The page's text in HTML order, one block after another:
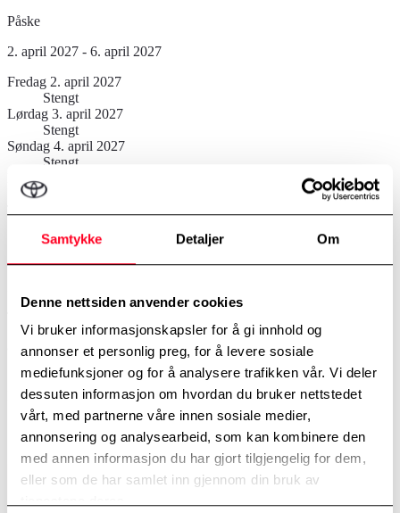
Samtykke Detaljer Om
Denne nettsiden anvender cookies
Vi bruker informasjonskapsler for å gi innhold og
annonser et personlig preg, for å levere sosiale
mediefunksjoner og for å analysere trafikken vår. Vi deler
dessuten informasjon om hvordan du bruker nettstedet
vårt, med partnerne våre innen sosiale medier,
annonsering og analysearbeid, som kan kombinere den
med annen informasjon du har gjort tilgjengelig for dem,
eller som de har samlet inn gjennom din bruk av
Påske
2. april 2027 - 6. april 2027
Fredag 2. april 2027
Stengt
Lørdag 3. april 2027
Stengt
Søndag 4. april 2027
Stengt
Mandag 5. april 2027
Stengt
07:15 - 16:00
Onsdag 30. juni 2027
07:15 - 16:00
Det kan bli lagt til flere avvik nærmere helligdager og lignende.
Salgsavdeling